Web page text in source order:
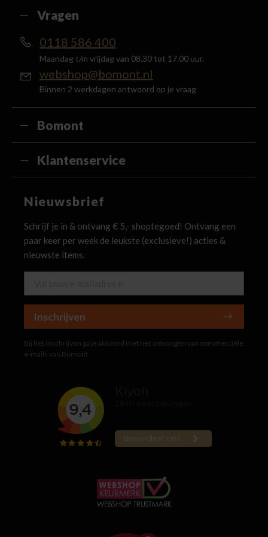
Vragen
0118 586 400
Maandag t/m vrijdag van 08.30 tot 17.00 uur.
webshop@bomont.nl
Binnen 2 werkdagen antwoord op je vraag
Bomont
Klantenservice
Nieuwsbrief
Schrijf je in & ontvang € 5,- shoptegoed! Ontvang een
paar keer per week de leukste (exclusieve!) acties &
nieuwste items.
Inschrijven
Bij het inschrijven ga je akkoord met het ontvangen van commerciële
e-mails van Bomont.